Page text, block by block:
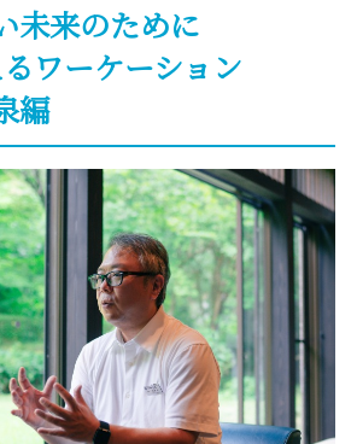
未来のために
ワーケーション
編